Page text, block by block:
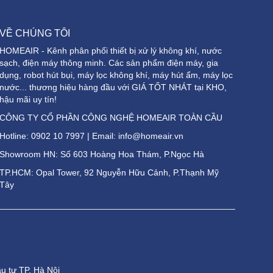
VỀ CHÚNG TÔI
HOMEAIR - Kênh phân phối thiết bị xử lý không khí, nước
sạch, điện máy thông minh. Các sản phẩm điện máy, gia
dụng, robot hút bụi, máy lọc không khí, máy hút ẩm, máy lọc
nước... thương hiệu hàng đầu với GIÁ TỐT NHÁT tại KHO,
hậu mãi uy tín!
CÔNG TY CỔ PHẦN CÔNG NGHỆ HOMEAIR TOÀN CẦU
Hotline:0902 10 7997 | Email: info@homeair.vn
Showroom HN: Số 603 Hoàng Hoa Thám, P.Ngọc Hà
TP.HCM: Opal Tower, 92 Nguyễn Hữu Cảnh, P.Thạnh Mỹ
Tây
tư TP. Hà Nội